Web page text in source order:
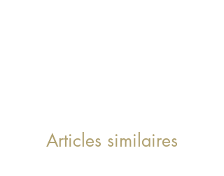
Articles similaires